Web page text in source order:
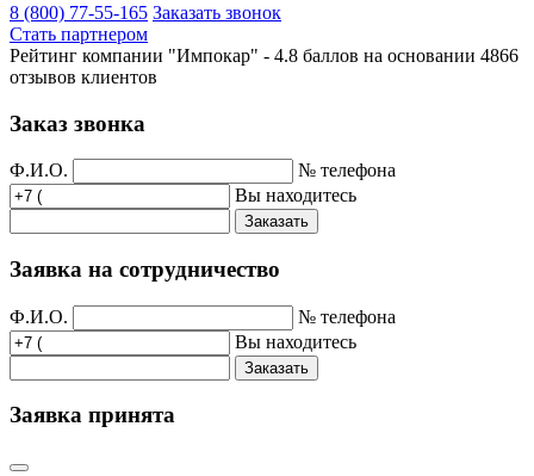
8 (800) 77-55-165 Заказать звонок
Стать партнером
Рейтинг компании "Импокар" - 4.8 баллов на основании 4866
отзывов клиентов
Заказ звонка
Ф.И.О.
№ телефона
Вы находитесь
Заказать
Заявка на сотрудничество
Ф.И.О.
№ телефона
Вы находитесь
Заказать
Заявка принята